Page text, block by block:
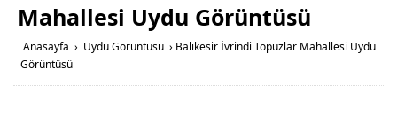
Mahallesi Uydu Görüntüsü
Anasayfa › Uydu Görüntüsü › Balıkesir İvrindi Topuzlar Mahallesi Uydu
Görüntüsü